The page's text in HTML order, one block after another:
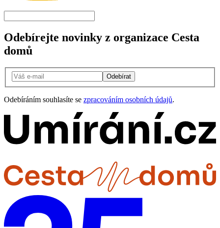
Odebírejte novinky z organizace Cesta
domů
Odebírat
Odebíráním souhlasíte se zpracováním osobních údajů.